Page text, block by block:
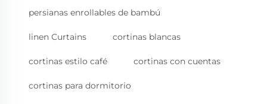
persianas enrollables de bambú
linen Curtains cortinas blancas
cortinas estilo café cortinas con cuentas
cortinas para dormitorio